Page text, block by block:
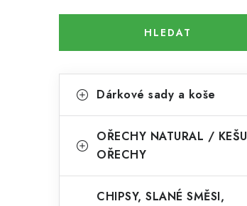
s
t
r
n
í
HLEDAT
kategorie
a
g
Dárkové sady a koše
OŘECHY NATURAL / KEŠU
OŘECHY
CHIPSY, SLANÉ SMĚSI,